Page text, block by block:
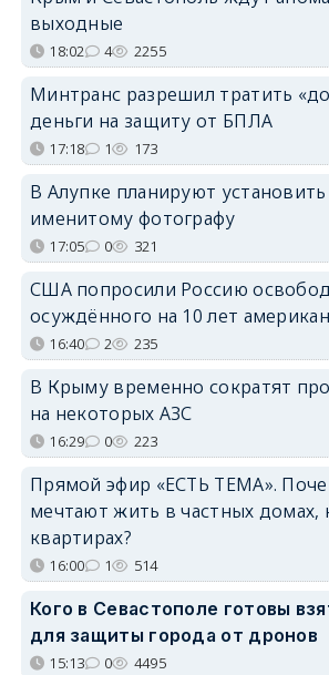
выходные
18:02 4 2255
Минтранс разрешил тратить
деньги на защиту от БПЛА
17:18 1 173
В Алупке планируют
именитому фотографу
17:05 0 321
США попросили Россию
осуждённого на 10 лет
16:40 2 235
В Крыму временно сократят
на некоторых АЗС
16:29 0 223
Прямой эфир «ЕСТЬ ТЕМА».
мечтают жить в частных домах,
квартирах?
16:00 1 514
Кого в Севастополе готовы
для защиты города от дронов
15:13 0 4495